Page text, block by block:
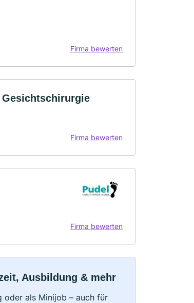
Firma bewerten
Gesichtschirurgie
Firma bewerten
Firma bewerten
Ausbildung & mehr
oder als Minijob – auch für